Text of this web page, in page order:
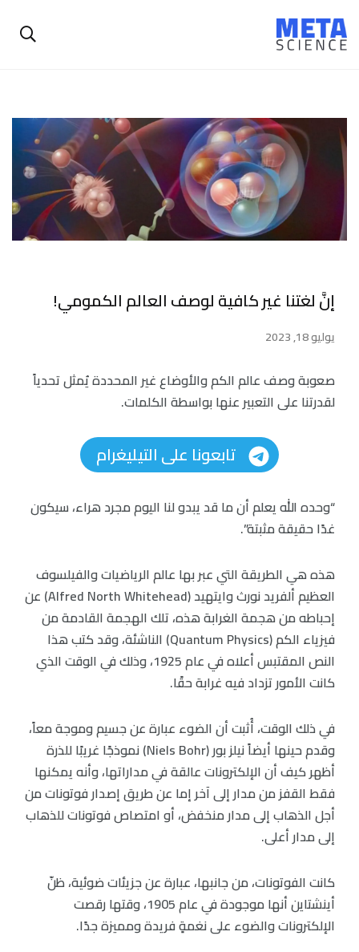
إنَّ لغتنا غير كافية لوصف العالم الكمومي!
يوليو 18, 2023
صعوبة وصف عالم الكم والأوضاع غير المحددة يُمثل تحدياً
لقدرتنا على التعبير عنها بواسطة الكلمات.
تابعونا على التيليغرام
“وحده الله يعلم أن ما قد يبدو لنا اليوم مجرد هراء، سيكون
غدًا حقيقة مثبتة”.
هذه هي الطريقة التي عبر بها عالم الرياضيات والفيلسوف
العظيم ألفريد نورث وايتهيد (Alfred North Whitehead) عن
إحباطه من هجمة الغرابة هذه، تلك الهجمة القادمة من
فيزياء الكم (Quantum Physics) الناشئة، وقد كتب هذا
النص المقتبس أعلاه في عام 1925، وذلك في الوقت الذي
كانت الأمور تزداد فيه غرابة حقًا.
في ذلك الوقت، أُثبت أن الضوء عبارة عن جسيم وموجة معاً،
وقدم حينها أيضاً نيلز بور (Niels Bohr) نموذجًا غريبًا للذرة
أظهر كيف أن الإلكترونات عالقة في مداراتها، وأنه يمكنها
فقط القفز من مدار إلى آخر إما عن طريق إصدار فوتونات من
أجل الذهاب إلى مدار منخفض، أو امتصاص فوتونات للذهاب
إلى مدار أعلى.
كانت الفوتونات، من جانبها، عبارة عن جزيئات ضوئية، ظنّ
أينشتاين أنها موجودة في عام 1905، وقتها رقصت
الإلكترونات والضوء على نغمةٍ فريدة ومميزة جدًا.